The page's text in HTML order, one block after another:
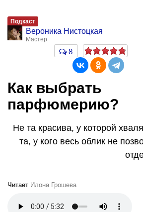
Подкаст
Вероника Нистоцкая
Мастер
8
Как выбрать
парфюмерию?
Не та красива, у которой
та, у кого весь облик не
Читает Илона Грошева